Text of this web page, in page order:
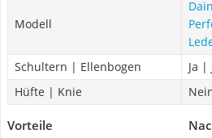
Modell
Schultern | Ellenbogen
Ja |
Hüfte | Knie
Vorteile